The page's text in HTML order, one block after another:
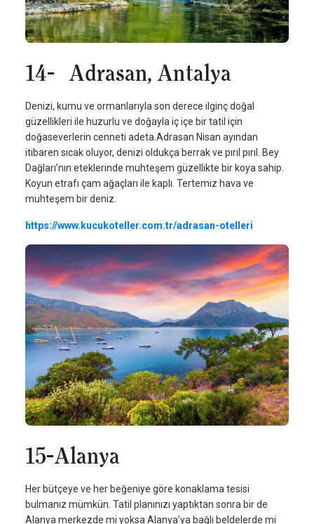
14- Adrasan, Antalya
Denizi, kumu ve ormanlarıyla son derece ilginç doğal
güzellikleri ile huzurlu ve doğayla iç içe bir tatil için
doğaseverlerin cenneti adeta.Adrasan Nisan ayından
itibaren sıcak oluyor, denizi oldukça berrak ve pırıl pırıl. Bey
Dağları’nın eteklerinde muhteşem güzellikte bir koya sahip.
Koyun etrafı çam ağaçları ile kaplı. Tertemiz hava ve
muhteşem bir deniz.
https://www.kucukoteller.com.tr/adrasan-otelleri
15-Alanya
Her bütçeye ve her beğeniye göre konaklama tesisi
bulmanız mümkün. Tatil planınızı yaptıktan sonra bir de
Alanya merkezde mi yoksa Alanya’ya bağlı beldelerde mi